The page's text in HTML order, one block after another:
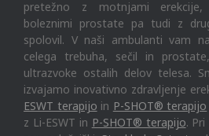
pretežno z motnjami erekcije,
boleznimi prostate pa tudi z
spolovil. V naši ambulanti vam
celega trebuha, sečil in
ultrazvoke ostalih delov telesa.
izvajamo inovativno zdravljenje
ESWT terapijo in P-SHOT® terapijo
z Li-ESWT in P-SHOT® terapijo.